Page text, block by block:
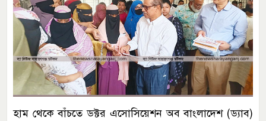
হাম থেকে বাঁচতে ডক্টর এসোসিয়েশন অব বাংলাদেশ (ড্যাব)